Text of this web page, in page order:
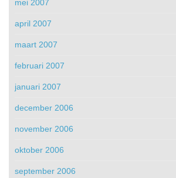
mei 2007
april 2007
maart 2007
februari 2007
januari 2007
december 2006
november 2006
oktober 2006
september 2006